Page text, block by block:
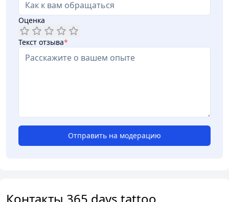
Оценка
Текст отзыва*
Отправить на модерацию